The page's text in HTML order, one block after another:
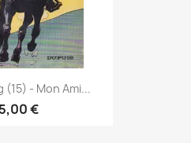
- Mon Ami...
€